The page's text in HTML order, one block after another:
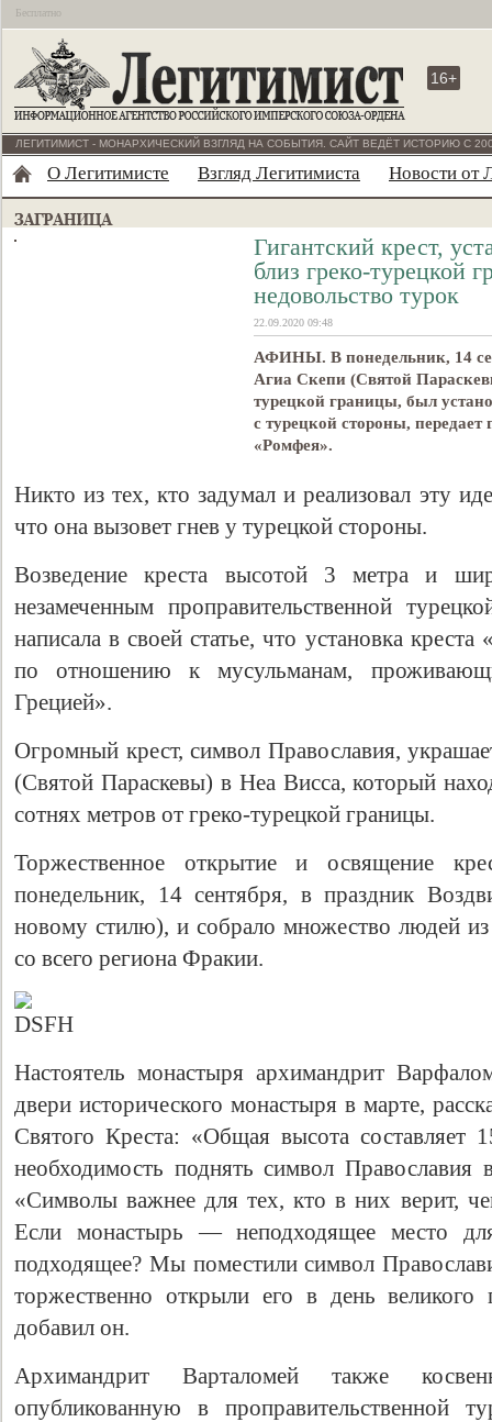
Бесплатно
16+
ЛЕГИТИМИСТ - МОНАРХИЧЕСКИЙ ВЗГЛЯД НА СОБЫТИЯ. САЙТ ВЕДЁТ ИСТОРИЮ С
О Легитимисте Взгляд Легитимиста Новости от
Гигантский крест,
близ греко-турецкой
недовольство турок
22.09.2020 09:48
АФИНЫ. В понедельник, 14
Агиа Скепи (Святой
турецкой границы, был
с турецкой стороны, передает
«Ромфея».
Никто из тех, кто задумал и реализовал эту
что она вызовет гнев у турецкой стороны.
Возведение креста высотой 3 метра и
незамеченным проправительственной
написала в своей статье, что установка
по отношению к мусульманам,
Грецией».
Огромный крест, символ Православия,
(Святой Параскевы) в Неа Висса, который
сотнях метров от греко-турецкой границы.
Торжественное открытие и освящение
понедельник, 14 сентября, в праздник
новому стилю), и собрало множество людей
со всего региона Фракии.
Настоятель монастыря архимандрит
двери исторического монастыря в марте,
Святого Креста: «Общая высота составляет
необходимость поднять символ
«Символы важнее для тех, кто в них верит,
Если монастырь — неподходящее место
подходящее? Мы поместили символ
торжественно открыли его в день великого
добавил он.
Архимандрит Варталомей также
опубликованную в проправительственной